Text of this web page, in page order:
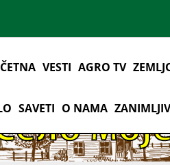
VESTI AGRO TV
SAVETI O NAMA